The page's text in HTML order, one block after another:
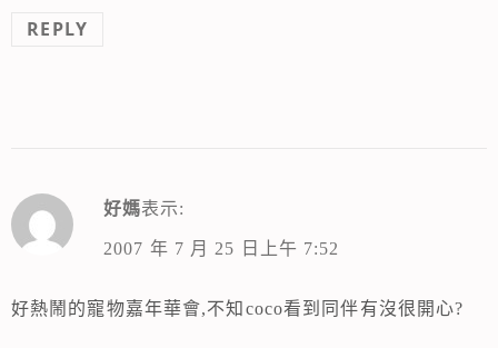
REPLY
好媽表示:
2007 年 7 月 25 日上午 7:52
好熱鬧的寵物嘉年華會,不知coco看到同伴有沒很開心?